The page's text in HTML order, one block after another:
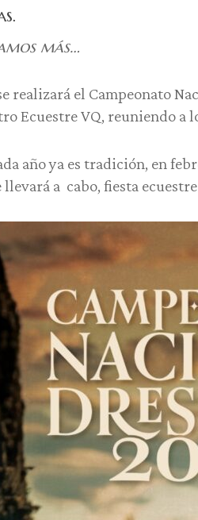
más…
realizará el Campeonato
Ecuestre VQ, reuniendo a
año ya es tradición, en
a cabo, fiesta